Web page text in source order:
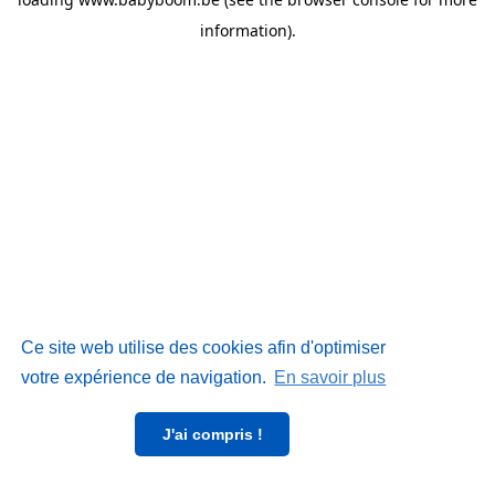
Ce site web utilise des cookies afin d'optimiser
votre expérience de navigation. En savoir plus
J'ai compris !
information).